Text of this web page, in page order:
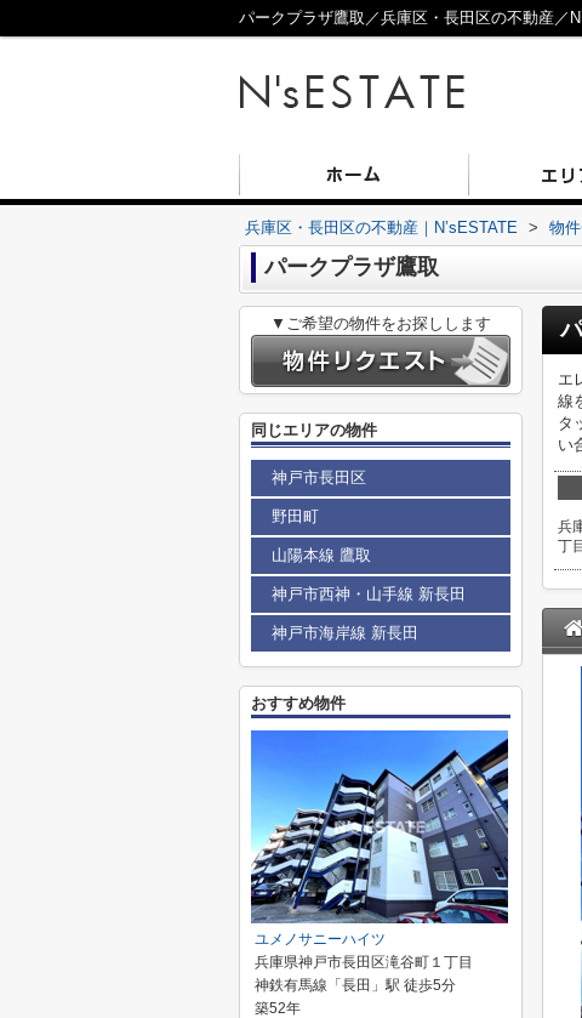
パークプラザ鷹取／兵庫区・長田区の不動産／
兵庫区・長田区の不動産｜N’sESTATE > 物
パークプラザ鷹取
エ
線
タ
い
兵
丁目
▼ご希望の物件をお探しします
同じエリアの物件
神戸市長田区
野田町
山陽本線 鷹取
神戸市西神・山手線 新長田
神戸市海岸線 新長田
おすすめ物件
ユメノサニーハイツ
兵庫県神戸市長田区滝谷町１丁目
神鉄有馬線「長田」駅 徒歩5分
築52年